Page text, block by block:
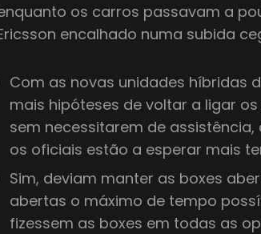
os carros passavam a
encalhado numa subida
Com as novas unidades híbridas
mais hipóteses de voltar a ligar
sem necessitarem de
os oficiais estão a esperar mais
Sim, deviam manter as boxes
abertas o máximo de tempo
fizessem as boxes em todas as